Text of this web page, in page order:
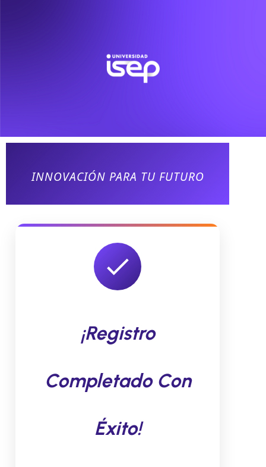
INNOVACIÓN PARA TU FUTURO
¡Registro
Completado Con
Éxito!